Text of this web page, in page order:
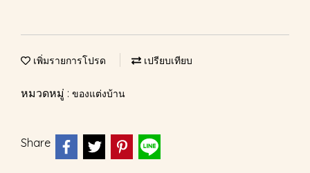
เพิ่มรายการโปรด เปรียบเทียบ
หมวดหมู่ : ของแต่งบ้าน
Share